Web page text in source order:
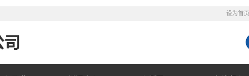
设为首页